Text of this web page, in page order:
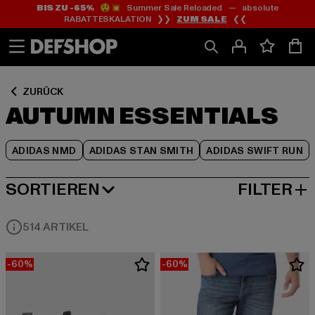
Zum
Inhalt
springen
Zum
Fußzeile
springen
BIS ZU -65%😲💥 Summer Sale Reloaded — absolute
RABATTESKALATION ❯❯ ZUM SALE ❮❮
ZURÜCK
AUTUMN ESSENTIALS
ADIDAS NMD ADIDAS STAN SMITH ADIDAS SWIFT RUN
Zum
Produktraster
springen
SORTIEREN
HÖCHSTE REDUZIERUNG FILTER
514 ARTIKEL
-60% -60%